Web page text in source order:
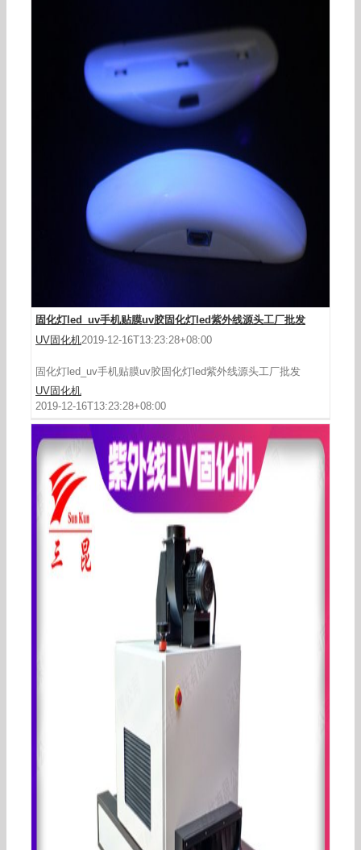
固化灯led_uv手机贴膜uv胶固化灯led紫外线源头工厂批发
UV固化机2019-12-16T13:23:28+08:00
固化灯led_uv手机贴膜uv胶固化灯led紫外线源头工厂批发
UV固化机
2019-12-16T13:23:28+08:00
昆厂家直销